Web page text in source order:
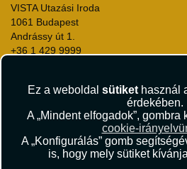
Ez a weboldal sütikethasznál
érdekében.
A „Mindent elfogadok”,
cookie-
A „Konfigurálás” gomb
is, hogy mely sütiket
VISTA Utazási Iroda
1061 Budapest
Andrássy út 1.
+36 1 429 9999
Repülőjegy foglalás
Utasbiztosítás